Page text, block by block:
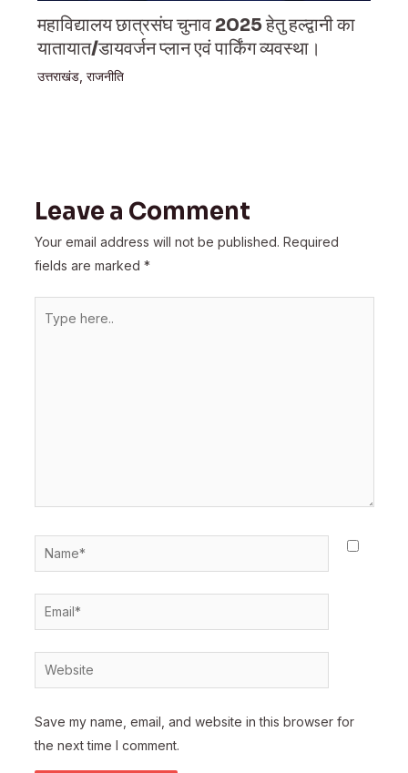
महाविद्यालय छात्रसंघ चुनाव 2025 हेतु हल्द्वानी का
यातायात/डायवर्जन प्लान एवं पार्किंग व्यवस्था।
उत्तराखंड ,राजनीति
Leave a Comment
Your email address will not be published. Required
fields are marked *
here..
Name*
Email*
Website
Save my name, email, and website in this browser for
the next time I comment.